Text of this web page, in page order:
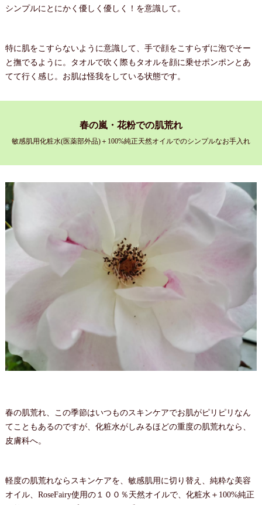
シンプルにとにかく優しく優しく！を意識して。
特に肌をこすらないように意識して、手で顔をこすらずに泡でそー
と撫でるように。タオルで吹く際もタオルを顔に乗せポンポンとあ
てて行く感じ。お肌は怪我をしている状態です。
春の嵐・花粉での肌荒れ
敏感肌用化粧水(医薬部外品)＋100%純正天然オイルでのシンプルなお手入れ
春の肌荒れ、この季節はいつものスキンケアでお肌がピリピリなん
てこともあるのですが、化粧水がしみるほどの重度の肌荒れなら、
皮膚科へ。
軽度の肌荒れならスキンケアを、敏感肌用に切り替え、純粋な美容
オイル、RoseFairy使用の１００％天然オイルで、化粧水＋100%純正